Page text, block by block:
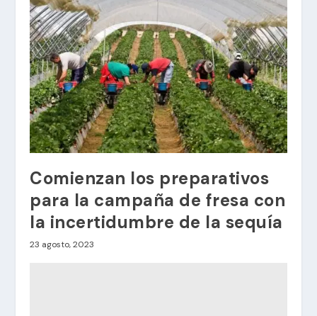
Comienzan los preparativos
para la campaña de fresa con
la incertidumbre de la sequía
23 agosto, 2023